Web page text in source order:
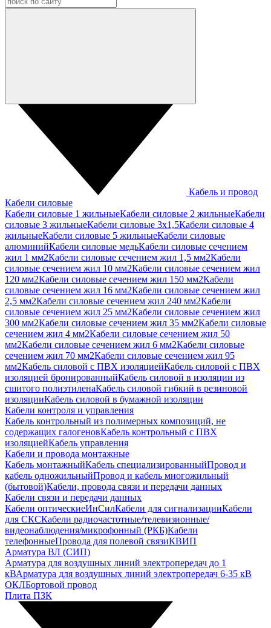
Кабель и провод
Кабели силовые
Кабели силовые 1 жильныеКабели силовые 2 жильныеКабели
силовые 3 жильныеКабели силовые 3х1,5Кабели силовые 4
жильныеКабели силовые 5 жильныеКабели силовые
алюминийКабели силовые медьКабели силовые сечением
жил 1 мм2Кабели силовые сечением жил 1,5 мм2Кабели
силовые сечением жил 10 мм2Кабели силовые сечением жил
120 мм2Кабели силовые сечением жил 150 мм2Кабели
силовые сечением жил 16 мм2Кабели силовые сечением жил
2,5 мм2Кабели силовые сечением жил 240 мм2Кабели
силовые сечением жил 25 мм2Кабели силовые сечением жил
300 мм2Кабели силовые сечением жил 35 мм2Кабели силовые
сечением жил 4 мм2Кабели силовые сечением жил 50
мм2Кабели силовые сечением жил 6 мм2Кабели силовые
сечением жил 70 мм2Кабели силовые сечением жил 95
мм2Кабель силовой с ПВХ изоляциейКабель силовой с ПВХ
изоляцией бронированныйКабель силовой в изоляции из
сшитого полиэтиленаКабель силовой гибкий в резиновой
изоляцииКабель силовой в бумажной изоляции
Кабели контроля и управления
Кабель контрольный из полимерных композиций, не
содержащих галогеновКабель контрольный с ПВХ
изоляциейКабель управления
Кабели и провода монтажные
Кабель монтажныйКабель специализированныйПровод и
кабель одножильныйПровод и кабель многожильный
(бытовой)Кабели, провода связи и передачи данных
Кабели связи и передачи данных
Кабели оптическиеИнСилКабели для сигнализацииКабели
для СКСКабели радиочастотные/телевизионные/
видеонаблюдения/микрофонный (РКБ)Кабели
телефонныеПровода для полевой связиКВИП
Арматура ВЛ (СИП)
Арматура для воздушных линий электропередач до 1
кВАрматура для воздушных линий электропередач 6-35 кВ
ОКЛБортовой провод
Плита ПЗК